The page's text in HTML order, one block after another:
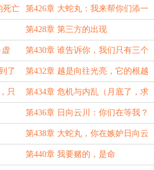
死亡 第426章 大蛇丸：我来帮你们添一
把火
第428章 第三方的出现
虚 第430章 谁告诉你，我们只有三个
人
了 第432章 越是向往光亮，它的根越
要向下
只 第434章 危机与内乱（月底了，求
月票）
第436章 日向云川：你们在等我？
第438章 大蛇丸，你在嫉妒日向云
川？
第440章 我要赌的，是命